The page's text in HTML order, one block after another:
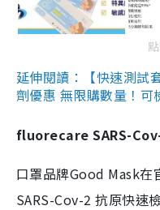
延伸閱讀：【快速測試
劑優惠 無限購數量！
fluorecare SARS-
口罩品牌Good Mask
SARS-Cov-2 抗原快速